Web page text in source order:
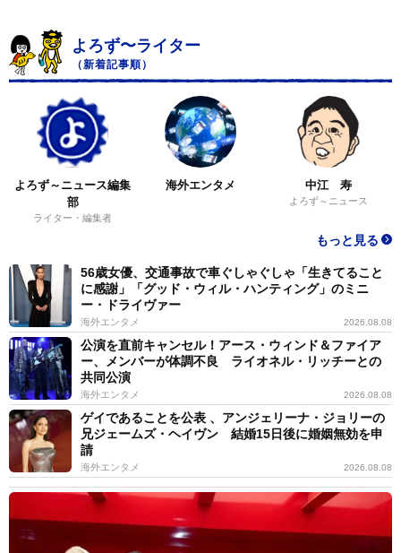
よろず〜ライター
（新着記事順）
よろず～ニュース編集
部
ライター・編集者
海外エンタメ 中江 寿
よろず～ニュース
もっと見る
56歳女優、交通事故で車ぐしゃぐしゃ「生きてること
に感謝」「グッド・ウィル・ハンティング」のミニ
ー・ドライヴァー
海外エンタメ 2026.08.08
公演を直前キャンセル！アース・ウィンド＆ファイア
ー、メンバーが体調不良 ライオネル・リッチーとの
共同公演
海外エンタメ 2026.08.08
ゲイであることを公表 、アンジェリーナ・ジョリーの
兄ジェームズ・ヘイヴン 結婚15日後に婚姻無効を申
請
海外エンタメ 2026.08.08